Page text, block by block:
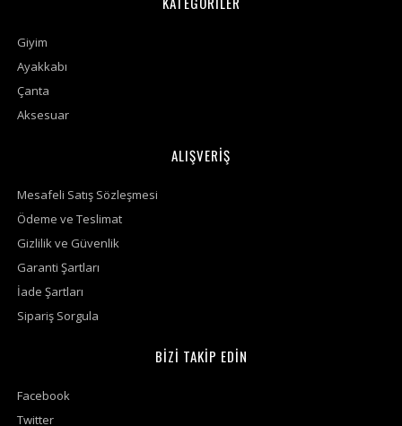
Giyim
Ayakkabı
Çanta
Aksesuar
ALIŞVERİŞ
Mesafeli Satış Sözleşmesi
Ödeme ve Teslimat
Gizlilik ve Güvenlik
Garanti Şartları
İade Şartları
Sipariş Sorgula
BİZİ TAKİP EDİN
Facebook
Twitter